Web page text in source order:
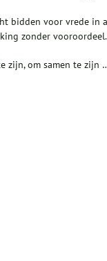
bidden voor vrede in
zonder vooroordeel.
zijn, om samen te zijn